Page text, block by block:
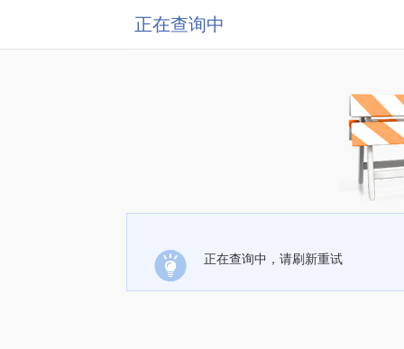
正在查询中
正在查询中，请刷新重试